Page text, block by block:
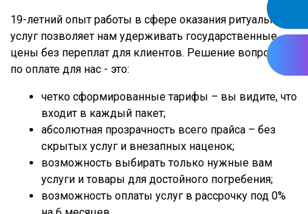
19-летний опыт работы в сфере оказания ритуальных
услуг позволяет нам удерживать государственные
цены без переплат для клиентов. Решение вопросов
по оплате для нас - это:
четко сформированные тарифы – вы видите, что
входит в каждый пакет;
абсолютная прозрачность всего прайса – без
скрытых услуг и внезапных наценок;
возможность выбирать только нужные вам
услуги и товары для достойного погребения;
возможность оплаты услуг в рассрочку под 0%